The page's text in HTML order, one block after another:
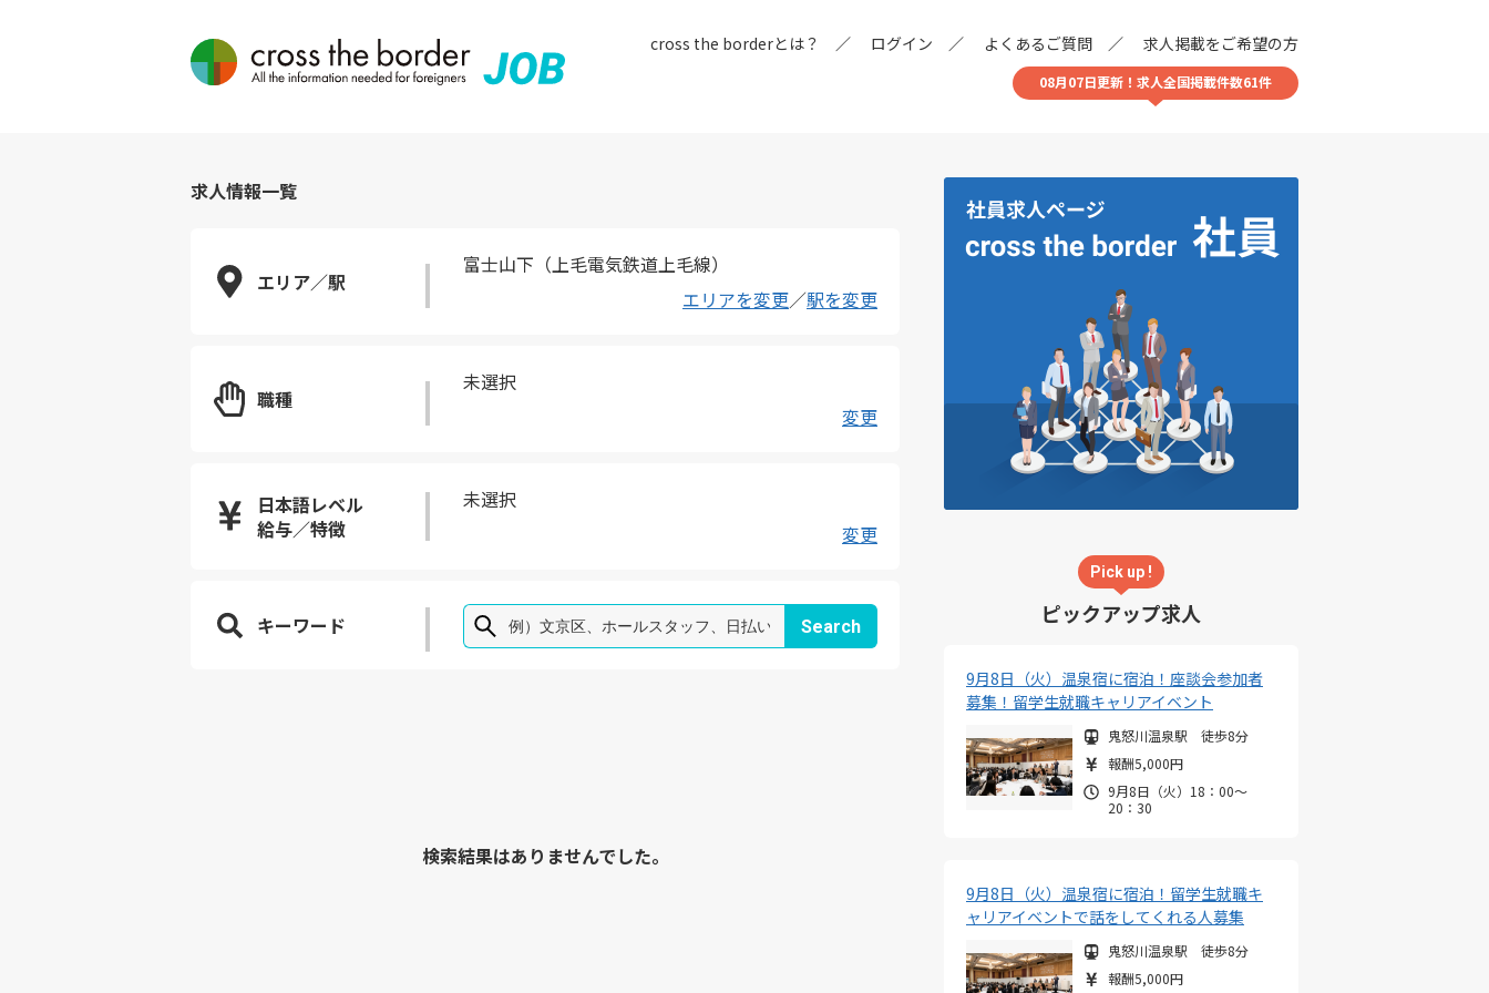
cross the borderとは？ ログイン よくあるご質問 求人掲載をご希望の方
08月07日更新！求人全国掲載件数61件
求人情報一覧
エリア／駅
富士山下（上毛電気鉄道上毛線）
エリアを変更／駅を変更
職種
未選択
変更
日本語レベル
給与／特徴
未選択
変更
キーワード
検索結果はありませんでした。
Pick up !
ピックアップ求人
9月8日（火）温泉宿に宿泊！座談会参加者
募集！留学生就職キャリアイベント
鬼怒川温泉駅 徒歩8分
報酬5,000円
9月8日（火）18：00～
20：30
9月8日（火）温泉宿に宿泊！留学生就職キ
ャリアイベントで話をしてくれる人募集
鬼怒川温泉駅 徒歩8分
報酬5,000円